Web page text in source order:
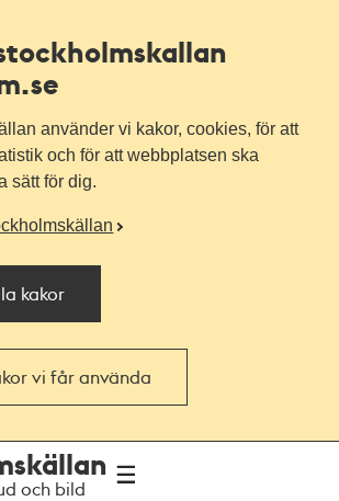
använder vi kakor, cookies, för att
och för att webbplatsen ska
sätt för dig.
kakor
vi får använda
och bild